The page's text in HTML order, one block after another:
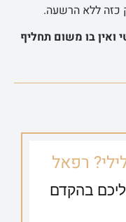
כזה ללא הרשעה.
ואין בו משום תחליף
רפאל
בהקדם